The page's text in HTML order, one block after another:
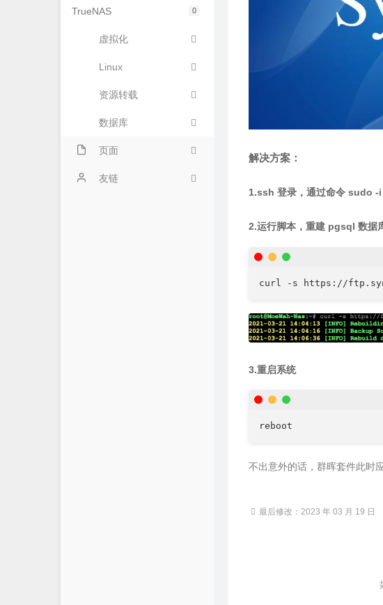
0
TrueNAS
虚拟化
Linux
资源转载
数据库
页面
关于友链
解决方案：
1.ssh 登录，通过命令 sudo -i
2.运行脚本，重建 pgsql 数据
3.重启系统
reboot
不出意外的话，群晖套件此时
最后修改：2023 年 03 月 19 日